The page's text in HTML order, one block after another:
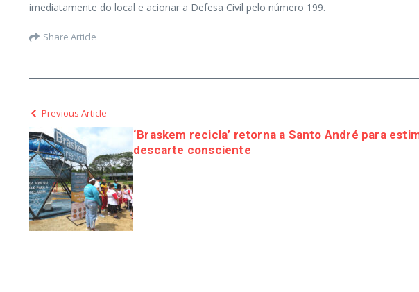
imediatamente do local e acionar a Defesa Civil pelo número 199.
Share Article
Previous Article
‘Braskem recicla’ retorna a Santo André para
descarte consciente